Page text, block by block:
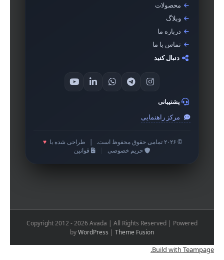
محصولات
وبلاگ
درباره ما
تماس با ما
دنبال کنید
پشتیبانی
مرکز راهنمایی
© ۲۰۲۶ تمامی حقوق محفوظ است. طراحی شده با ♥
حریم خصوصی
قوانین
Copyright 2012 - 2026 Avada | All Rights Reserved | Powered
byWordPress | Theme Fusion
Build with Teampage
.